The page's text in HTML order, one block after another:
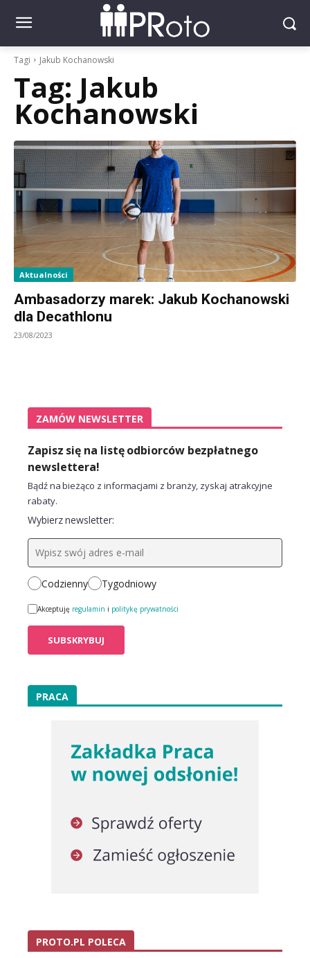
Tagi Jakub Kochanowski
Tag: Jakub
Kochanowski
Aktualności
Ambasadorzy marek: Jakub Kochanowski
dla Decathlonu
23/08/2023
ZAMÓW NEWSLETTER
Zapisz się na listę odbiorców bezpłatnego
newslettera!
Bądź na bieżąco z informacjami z branży, zyskaj atrakcyjne
rabaty.
Wybierz newsletter:
Codzienny Tygodniowy
Akceptuję regulamin i politykę prywatności
PRACA
PROTO.PL POLECA